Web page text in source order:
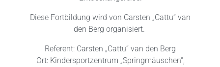
Diese Fortbildung wird von Carsten „Cattu“ van
den Berg organisiert.
Referent: Carsten „Cattu“ van den Berg
Ort: Kindersportzentrum „Springmäuschen“,